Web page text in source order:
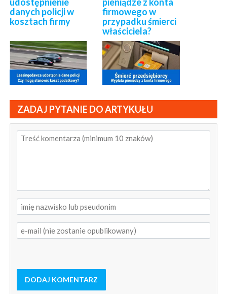
danych policji w
kosztach firmy
firmowego w
przypadku śmierci
właściciela?
ZADAJ PYTANIE DO ARTYKUŁU
DODAJ KOMENTARZ